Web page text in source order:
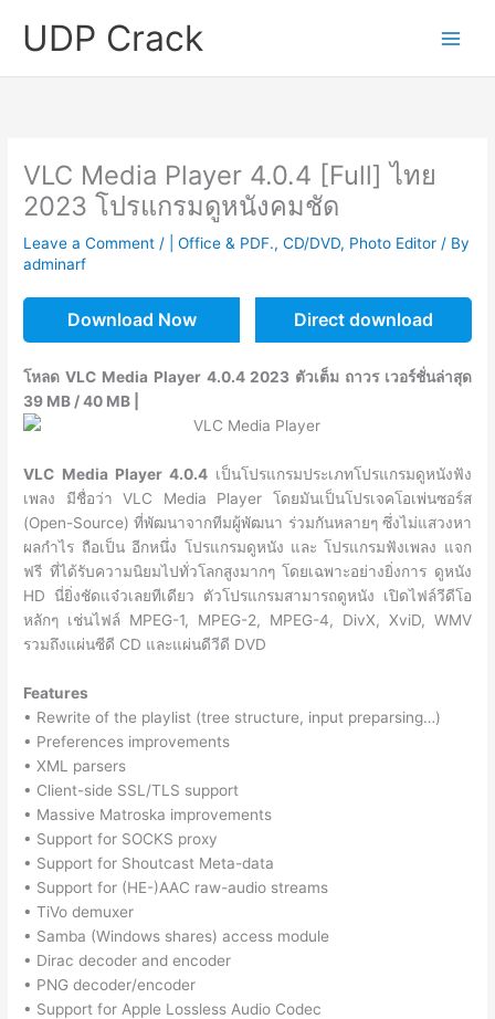
UDP Crack
VLC Media Player 4.0.4 [Full] ไทย
2023 โปรแกรมดูหนังคมชัด
Leave a Comment / | Office & PDF.,CD/DVD, Photo Editor / By
adminarf
Download Now Direct download
โหลด VLC Media Player 4.0.4 2023 ตัวเต็ม ถาวร เวอร์ชั่นล่าสุด
39 MB / 40 MB |
VLC Media Player 4.0.4 เป็นโปรแกรมประเภทโปรแกรมดูหนังฟัง
เพลง มีชื่อว่า VLC Media Player โดยมันเป็นโปรเจคโอเพ่นซอร์ส
(Open-Source) ที่พัฒนาจากทีมผู้พัฒนา ร่วมกันหลายๆ ซึ่งไม่แสวงหา
ผลกำไร ถือเป็น อีกหนึ่ง โปรแกรมดูหนัง และ โปรแกรมฟังเพลง แจก
ฟรี ที่ได้รับความนิยมไปทั่วโลกสูงมากๆ โดยเฉพาะอย่างยิ่งการ ดูหนัง
HD นี่ยิ่งชัดแจ๋วเลยทีเดียว ตัวโปรแกรมสามารถดูหนัง เปิดไฟล์วีดีโอ
หลักๆ เช่นไฟล์ MPEG-1, MPEG-2, MPEG-4, DivX, XviD, WMV
รวมถึงแผ่นซีดี CD และแผ่นดีวีดี DVD
Features
• Rewrite of the playlist (tree structure, input preparsing…)
• Preferences improvements
• XML parsers
• Client-side SSL/TLS support
• Massive Matroska improvements
• Support for SOCKS proxy
• Support for Shoutcast Meta-data
• Support for (HE-)AAC raw-audio streams
• TiVo demuxer
• Samba (Windows shares) access module
• Dirac decoder and encoder
• PNG decoder/encoder
• Support for Apple Lossless Audio Codec